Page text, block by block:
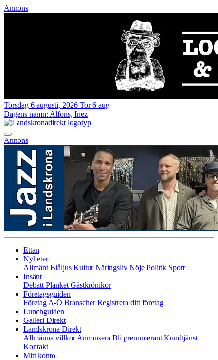
Annons
Torsdag 6 augusti, 2026 Tor 6 aug
Dagens namn: Alfons, Inez
Annons
Ettan
Nyheter
Allmänt Blåljus KulturNäringsliv Nöje Politik Sport
Insänt
Debatt Planket Gästkrönikor
Företagsguiden
Företag A-Ö BranscherRegistrera ditt företag
Lunchguiden
Galleri Direkt
Landskrona Direkt
Allmänna villkorAnnonsera Bli prenumerant Kundtjänst
Kontakt
Mitt konto